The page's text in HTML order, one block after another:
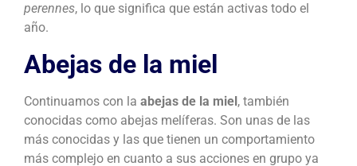
perennes, lo que significa que están activas todo el
año.
Abejas de la miel
Continuamos con la abejas de la miel, también
conocidas como abejas melíferas. Son unas de las
más conocidas y las que tienen un comportamiento
más complejo en cuanto a sus acciones en grupo ya